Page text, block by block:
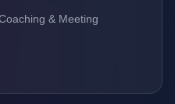
& Meeting